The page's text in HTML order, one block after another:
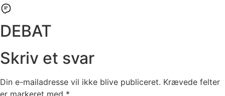
DEBAT
Skriv et svar
Din e-mailadresse vil ikke blive publiceret. Krævede felter